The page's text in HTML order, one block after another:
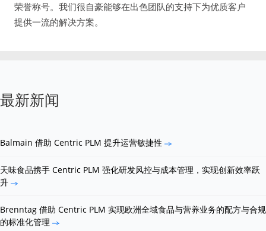
荣誉称号。我们很自豪能够在出色团队的支持下为优质客户
提供一流的解决方案。
最新新闻
Balmain 借助 Centric PLM 提升运营敏捷性
天味食品携手 Centric PLM 强化研发风控与成本管理，实现创新效率跃
升
Brenntag 借助 Centric PLM 实现欧洲全域食品与营养业务的配方与合规
的标准化管理